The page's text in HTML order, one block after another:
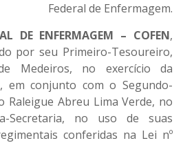
Federal de Enfermagem.
DE ENFERMAGEM – COFEN,
por seu Primeiro-Tesoureiro,
Medeiros, no exercício da
em conjunto com o Segundo-
Raleigue Abreu Lima Verde, no
Secretaria, no uso de suas
conferidas na Lei nº